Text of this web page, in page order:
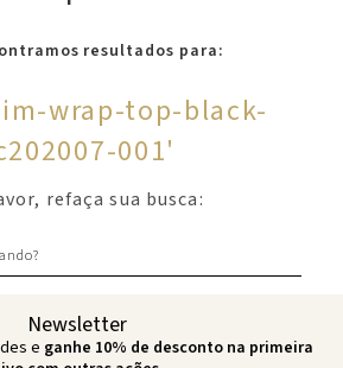
resultados para:
wrap-top-black-
001'
refaça sua busca:
Newsletter
e ganhe 10% de desconto na primeira